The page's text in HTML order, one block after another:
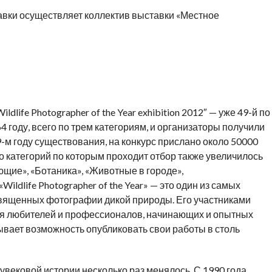
осуществляет коллектив выставки «Местное
Photographer of the Year exhibition 2012″ — уже 49-й по
всего по трем категориям, и организаторы получили
году существования, на конкурс прислано около 50000
по которым проходит отбор также увеличилось
«Ботаника», «Животные в городе»,
Photographer of the Year» — это один из самых
фотографии дикой природы. Его участниками
любителей и профессионалов, начинающих и опытных
возможность опубликовать свои работы в столь